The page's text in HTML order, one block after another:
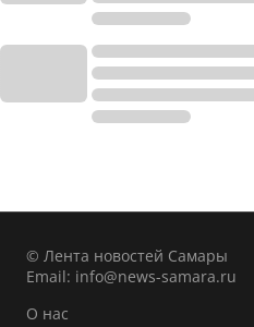
© Лента новостей Самары
Email: info@news-samara.ru
О нас